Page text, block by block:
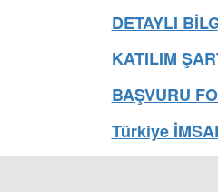
DETAYLI
KATILIM
BAŞVURU
Türkiye